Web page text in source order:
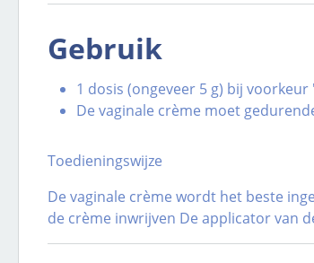
Gebruik
1 dosis (ongeveer 5 g) bij
De vaginale crème moet
Toedieningswijze
De vaginale crème wordt het beste
de crème inwrijven De applicator van